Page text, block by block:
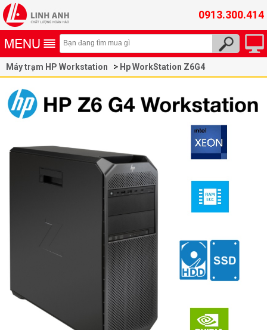
0913.300.414
Máy trạm HP Workstation Hp WorkStation Z6G4